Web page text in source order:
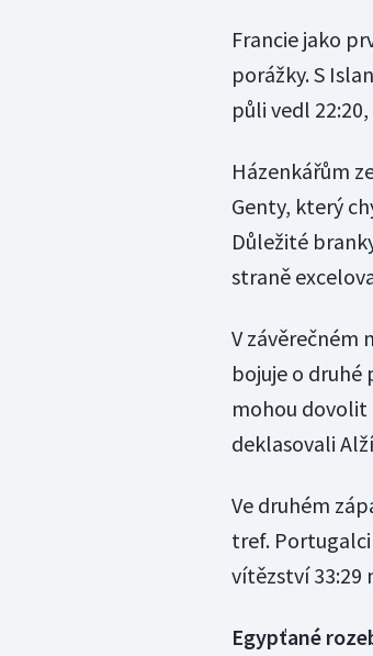
Francie jako
porážky. S
půli vedl
Házenkářům
Genty, který
Důležité
straně
V závěrečném
bojuje o druhé
mohou dovolit
deklasovali
Ve druhém
tref. Portugalci
vítězství
Egypťané